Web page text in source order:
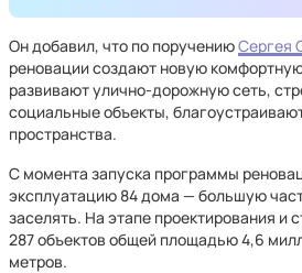
Он добавил, что по поручениюСергея
реновации создают новую
развивают улично-дорожную сеть,
социальные объекты,
пространства.
С момента запуска программы
эксплуатацию 84 дома — большую
заселять. На этапе проектирования и
287 объектов общей площадью 4,6
метров.